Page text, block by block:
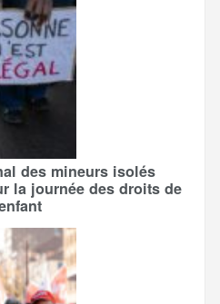
des mineurs isolés
la journée des droits de